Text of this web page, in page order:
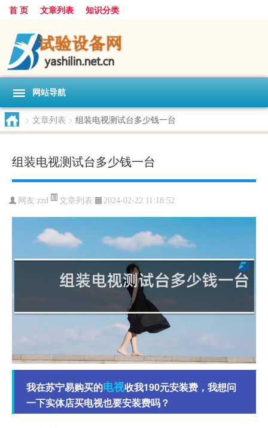
首 页 文章列表 知识分类
网站导航
> 文章列表 > 组装电视测试台多少钱一台
组装电视测试台多少钱一台
网友:zzd 文章列表 2024-02-22 11:18:52
我在苏宁易购买的电视收我190元安装费，我想问
一下实体店买电视也要安装费吗？